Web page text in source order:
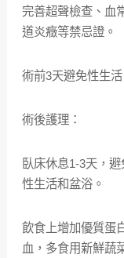
完善超聲檢查、血
道炎癥等禁忌證。
術前3天避免性生活
術後護理：
臥床休息1-3天，
性生活和盆浴。
飲食上增加優質蛋
血，多食用新鮮蔬